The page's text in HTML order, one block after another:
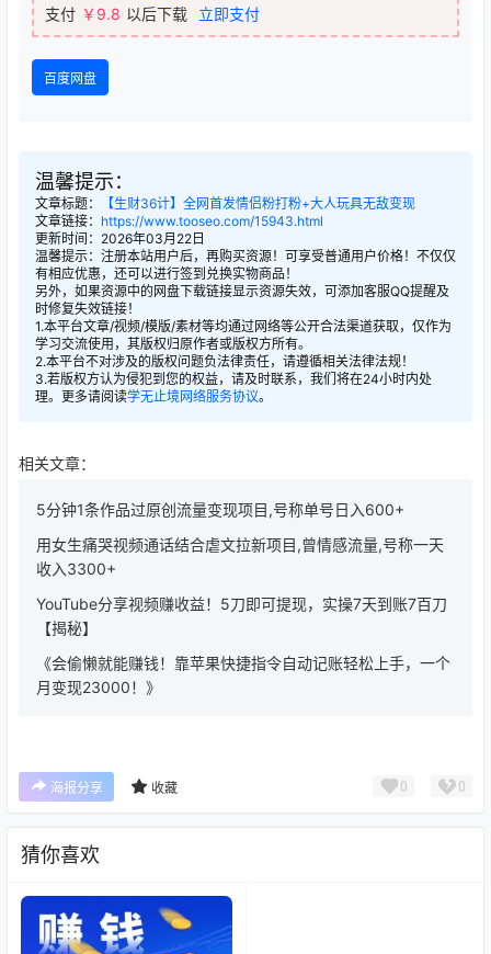
支付 ￥9.8 以后下载 立即支付
百度网盘
温馨提示：
文章标题：
【生财36计】全网首发情侣粉打粉+大人玩具无敌变现
文章链接： https://www.tooseo.com/15943.html
更新时间：2026年03月22日
温馨提示：注册本站用户后，再购买资源！可享受普通用户价格！不仅仅
有相应优惠，还可以进行签到兑换实物商品！
另外，如果资源中的网盘下载链接显示资源失效，可添加客服QQ提醒及
时修复失效链接！
1.本平台文章/视频/模版/素材等均通过网络等公开合法渠道获取，仅作为
学习交流使用，其版权归原作者或版权方所有。
2.本平台不对涉及的版权问题负法律责任，请遵循相关法律法规！
3.若版权方认为侵犯到您的权益，请及时联系，我们将在24小时内处
理。更多请阅读学无止境网络服务协议。
相关文章：
5分钟1条作品过原创流量变现项目,号称单号日入600+
用女生痛哭视频通话结合虐文拉新项目,曾情感流量,号称一天
收入3300+
YouTube分享视频赚收益！5刀即可提现，实操7天到账7百刀
【揭秘】
《会偷懒就能赚钱！靠苹果快捷指令自动记账轻松上手，一个
月变现23000！》
海报分享 收藏 0 0
猜你喜欢